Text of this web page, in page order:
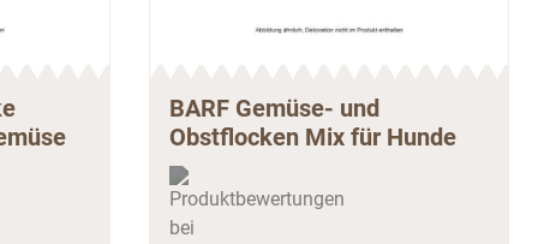
BARF Gemüse- und
Obstflocken Mix für Hunde